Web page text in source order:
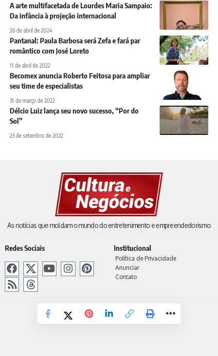
A arte multifacetada de Lourdes Maria Sampaio:
Da infância à projeção internacional
26 de abril de 2024
Pantanal: Paula Barbosa será Zefa e fará par
romântico com José Loreto
11 de abril de 2022
Becomex anuncia Roberto Feitosa para ampliar
seu time de especialistas
31 de março de 2022
Délcio Luiz lança seu novo sucesso, “Por do
Sol”
23 de setembro de 2022
As notícias que moldam o mundo do entretenimento e empreendedorismo
Redes Sociais Institucional
Política de Privacidade
Anunciar
Contato